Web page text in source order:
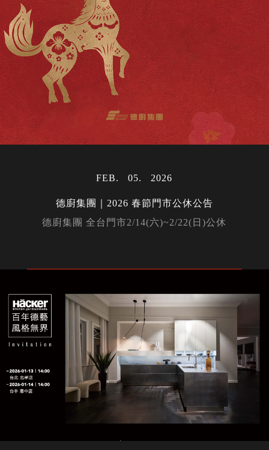
FEB 05 2026
德廚集團｜2026 春節門市公休公告
德廚集團 全台門市2/14(六)~2/22(日)公休